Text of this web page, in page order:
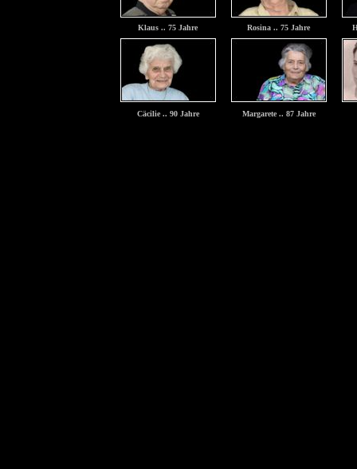
Klaus .. 75 Jahre Rosina .. 75 Jahre
Cäcilie .. 90 Jahre Margarete .. 87 Jahre